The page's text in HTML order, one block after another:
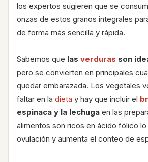
los expertos sugieren que se
onzas de estos granos integrales
de forma más sencilla y rápida.
Sabemos que las verduras son
pero se convierten en principales
quedar embarazada. Los vegetales
faltar en la dieta y hay que incluir el
espinaca y la lechuga en las
alimentos son ricos en ácido fólico lo
ovulación y aumenta el conteo de